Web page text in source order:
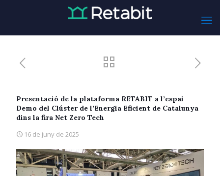
Presentació de la plataforma RETABIT a l’espai
Demo del Clúster de l’Energia Eficient de Catalunya
dins la fira Net Zero Tech
16 de juny de 2025